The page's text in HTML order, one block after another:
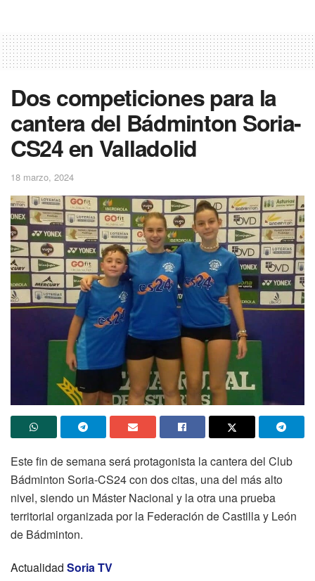
Dos competiciones para la
cantera del Bádminton Soria-
CS24 en Valladolid
18 marzo, 2024
Este fin de semana será protagonista la cantera del Club
Bádminton Soria-CS24 con dos citas, una del más alto
nivel, siendo un Máster Nacional y la otra una prueba
territorial organizada por la Federación de Castilla y León
de Bádminton.
Actualidad Soria TV